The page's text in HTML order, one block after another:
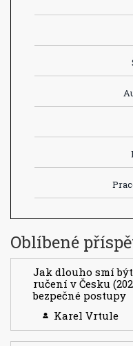
Oblíbené
Jak dlouho smí
ručení v Česku
bezpečné postupy
Karel Vrtule